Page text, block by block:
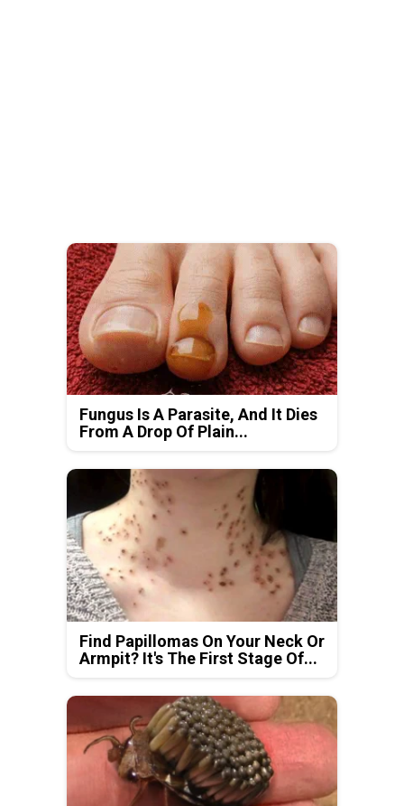
Fungus Is A Parasite, And It Dies
From A Drop Of Plain...
Find Papillomas On Your Neck Or
Armpit? It's The First Stage Of...